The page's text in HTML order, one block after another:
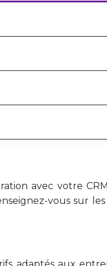
avec votre
vous sur